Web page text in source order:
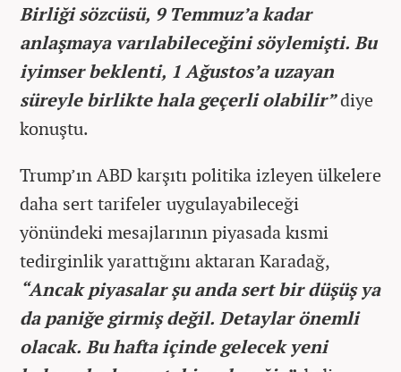
Birliği sözcüsü, 9 Temmuz’a kadar
anlaşmaya varılabileceğini söylemişti. Bu
iyimser beklenti, 1 Ağustos’a uzayan
süreyle birlikte hala geçerli olabilir”diye
konuştu.
Trump’ın ABD karşıtı politika izleyen ülkelere
daha sert tarifeler uygulayabileceği
yönündeki mesajlarının piyasada kısmi
tedirginlik yarattığını aktaran Karadağ,
“Ancak piyasalar şu anda sert bir düşüş ya
da paniğe girmiş değil. Detaylar önemli
olacak. Bu hafta içinde gelecek yeni